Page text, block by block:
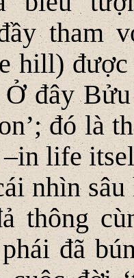
tham
hill) được
đây
đó là
–in life
nhìn
thông
đã